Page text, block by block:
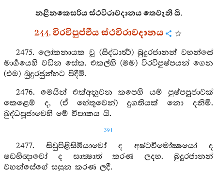
නළිනකෙසරිය ස්ථවිරාවදානය තෙවැනි යි.
244. විරවිපුප්ඵිය ස්ථවිරාවදානය
2475. ලෝකනායක වූ (සිද්ධාර්‍ත්‍ථ) බුදුරජානන් වහන්සේ
මාර්‍ගයෙහි වඩින සේක. එකල්හි (මම) විරවිපුෂ්පයන් ගෙන
(එම) බුදුරජුන්හට පිදීමි.
2476. මෙයින් එක්අනූවන කපෙහි යම් පුෂ්පපූජාවක්
කෙළෙම් ද, (ඒ හේතුවෙන්) දුගතියක් නො දනිමි.
බුද්ධපූජාවෙහි මේ විපාකය යි.
391
2477. සිවුපිළිසිඹියාවෝ ද අෂ්ටවිමෝක්‍ෂයෝ ද
ෂඩභිඥාවෝ ද සාක්‍ෂාත් කරණ ලදහ. බුදුරජානන්
වහන්සේගේ සසුන කරණ ලදී.